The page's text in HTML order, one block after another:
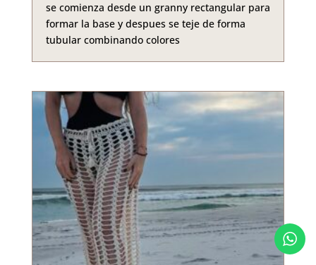
se comienza desde un granny rectangular para
formar la base y despues se teje de forma
tubular combinando colores